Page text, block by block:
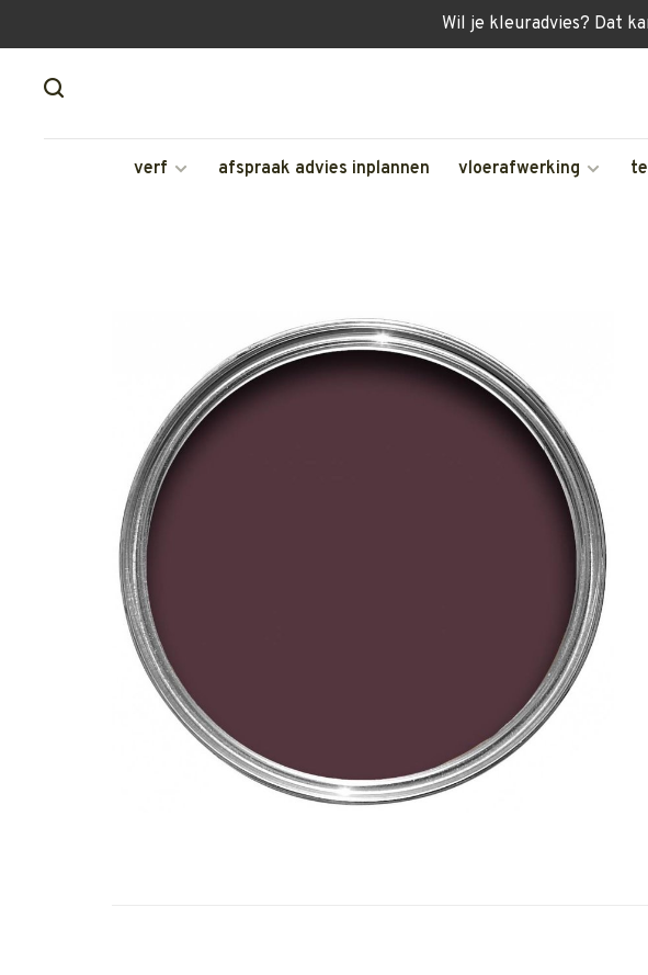
Wil je kleuradvies? Dat
verf afspraak advies inplannen vloerafwerking